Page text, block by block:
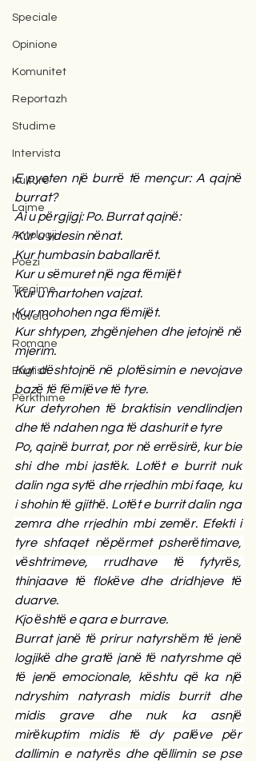
Speciale
Opinione
Komunitet
Reportazh
Studime
Intervista
Kulturë
Lajme
Antologji
Poezi
Tregime
Novela
Romane
English
Përkthime
E pyeten njё burrё tё mençur: A qajnё
burrat?
Ai u pёrgjigj: Po. Burrat qajnё:
Kur u vdesin nёnat.
Kur humbasin baballarёt.
Kur u sёmuret njё nga fёmijёt
Kur u martohen vajzat.
Kur mohohen nga fёmijёt.
Kur shtypen, zhgёnjehen dhe jetojnё nё
mjerim.
Kur dёshtojnё nё plotёsimin e nevojave
bazё tё fёmijёve tё tyre.
Kur detyrohen tё braktisin vendlindjen
dhe tё ndahen nga tё dashurit e tyre
Po, qajnё burrat, por nё errёsirё, kur bie
shi dhe mbi jastёk. Lotёt e burrit nuk
dalin nga sytё dhe rrjedhin mbi faqe, ku
i shohin tё gjithё. Lotёt e burrit dalin nga
zemra dhe rrjedhin mbi zemёr. Efekti i
tyre shfaqet nёpёrmet psherёtimave,
vёshtrimeve, rrudhave tё fytyrёs,
thinjaave tё flokёve dhe dridhjeve tё
duarve.
Kjo ёshtё e qara e burrave.
Burrat janё tё prirur natyrshёm tё jenё
logjikё dhe gratё janё tё natyrshme qё
tё jenё emocionale, kёshtu qё ka njё
ndryshim natyrash midis burrit dhe
midis grave dhe nuk ka asnjё
mirёkuptim midis tё dy palёve pёr
dallimin e natyrёs dhe qёllimin se pse